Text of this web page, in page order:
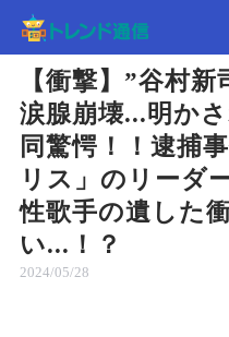
【衝撃】”谷村
涙腺崩壊...明か
同驚愕！！逮捕
リス」のリーダ
性歌手の遺した
い...！？
2024/05/28
記事
速報